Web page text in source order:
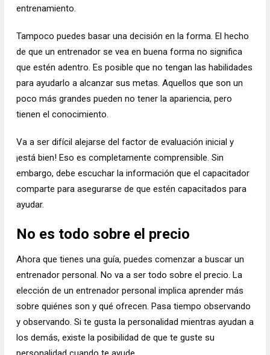
entrenamiento.
Tampoco puedes basar una decisión en la forma. El hecho
de que un entrenador se vea en buena forma no significa
que estén adentro. Es posible que no tengan las habilidades
para ayudarlo a alcanzar sus metas. Aquellos que son un
poco más grandes pueden no tener la apariencia, pero
tienen el conocimiento.
Va a ser difícil alejarse del factor de evaluación inicial y
¡está bien! Eso es completamente comprensible. Sin
embargo, debe escuchar la información que el capacitador
comparte para asegurarse de que estén capacitados para
ayudar.
No es todo sobre el precio
Ahora que tienes una guía, puedes comenzar a buscar un
entrenador personal. No va a ser todo sobre el precio. La
elección de un entrenador personal implica aprender más
sobre quiénes son y qué ofrecen. Pasa tiempo observando
y observando. Si te gusta la personalidad mientras ayudan a
los demás, existe la posibilidad de que te guste su